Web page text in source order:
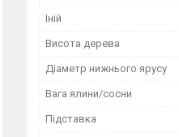
Іній
Висота дерева
Діаметр нижнього ярусу
Вага ялини/сосни
Підставка